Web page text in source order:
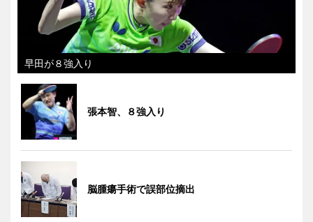
早田が８強入り
張本智、８強入り
脳腫瘍手術で誤部位摘出